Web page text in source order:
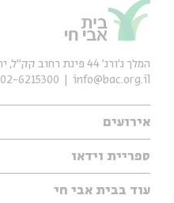
אירועים
עיון
אנגלית
ספריית וידאו
ילדים
מוזיקה
עוד בבית אבי חי
המלך ג'ורג' 44 פינת רחוב קק״ל, ירושלים
info@bac.org.il
02-6215300